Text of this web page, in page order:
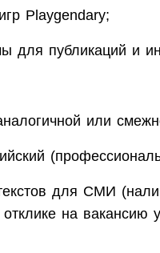
Playgendary;
для публикаций и
или
для СМИ
отклике на